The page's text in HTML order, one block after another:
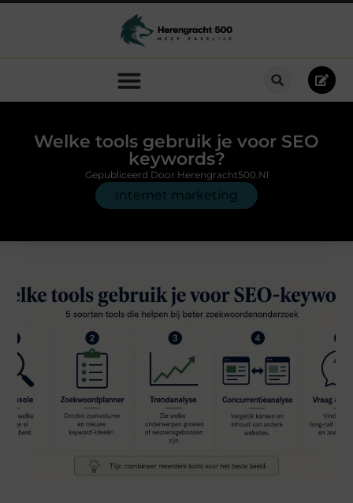
Welke tools gebruik je voor SEO
keywords?
Internet marketing
Gepubliceerd Door Herengracht500.nl